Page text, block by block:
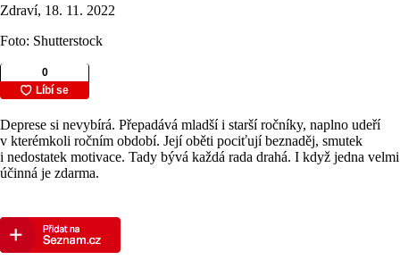
Zdraví, 18. 11. 2022
Foto: Shutterstock
Deprese si nevybírá. Přepadává mladší i starší ročníky, naplno udeří
v kterémkoli ročním období. Její oběti pociťují beznaděj, smutek
i nedostatek motivace. Tady bývá každá rada drahá. I když jedna velmi
účinná je zdarma.